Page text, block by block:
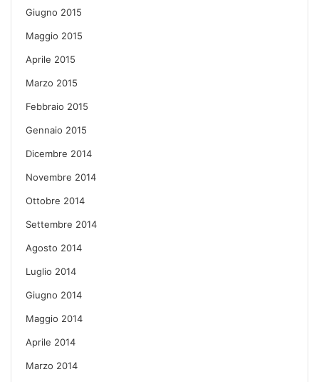
Giugno 2015
Maggio 2015
Aprile 2015
Marzo 2015
Febbraio 2015
Gennaio 2015
Dicembre 2014
Novembre 2014
Ottobre 2014
Settembre 2014
Agosto 2014
Luglio 2014
Giugno 2014
Maggio 2014
Aprile 2014
Marzo 2014